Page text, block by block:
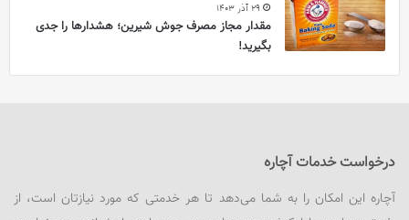
29 آذر 1403
مقدار مجاز مصرف جوش شیرین؛ هشدارها را جدی
بگیرید!
درخواست خدمات آچاره
آچاره این امکان را به شما می‌دهد تا هر خدمتی که مورد نیازتان است، از